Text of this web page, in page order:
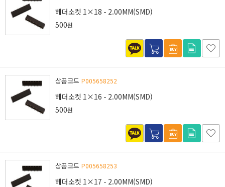
헤더소켓 1×18 - 2.00MM(SMD)
500원
상품코드 P005658252
헤더소켓 1×16 - 2.00MM(SMD)
500원
상품코드 P005658253
헤더소켓 1×17 - 2.00MM(SMD)